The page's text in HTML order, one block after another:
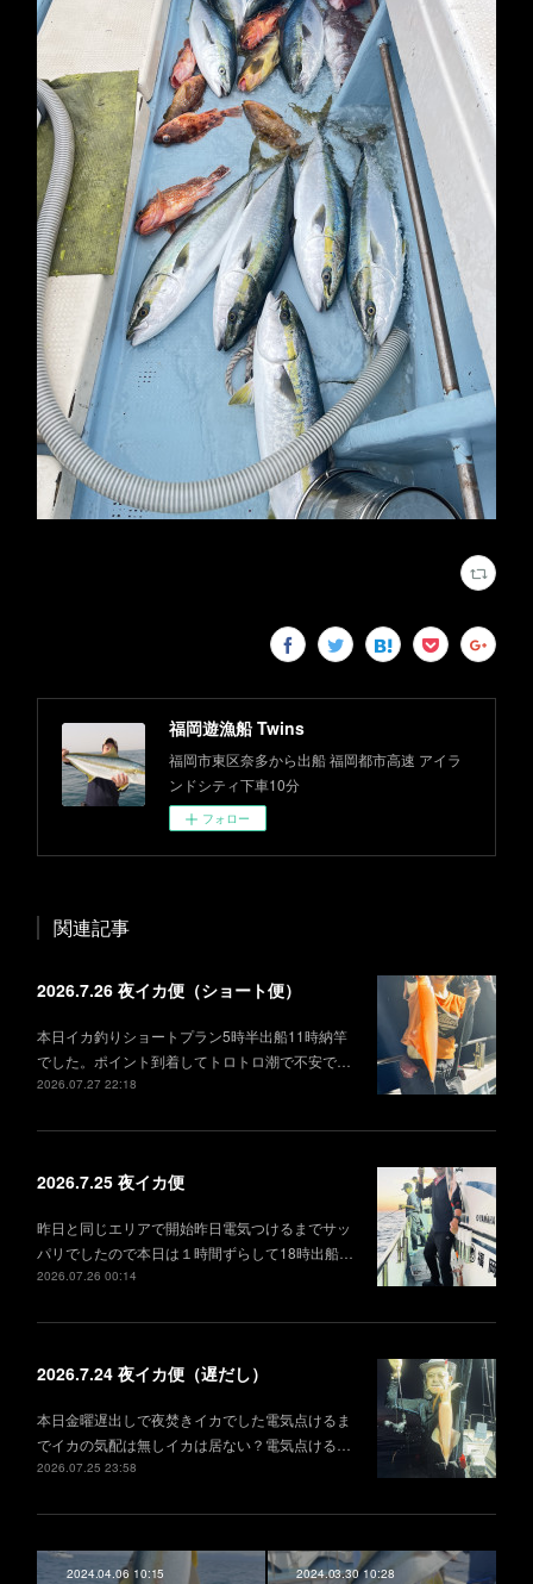
福岡遊漁船 Twins
福岡市東区奈多から出船 福岡都市高速 アイラ
ンドシティ下車10分
フォロー
関連記事
2026.7.26 夜イカ便（ショート便）
本日イカ釣りショートプラン5時半出船11時納竿
でした。ポイント到着してトロトロ潮で不安で…
2026.07.27 22:18
2026.7.25 夜イカ便
昨日と同じエリアで開始昨日電気つけるまでサッ
パリでしたので本日は１時間ずらして18時出船…
2026.07.26 00:14
2026.7.24 夜イカ便（遅だし）
本日金曜遅出しで夜焚きイカでした電気点けるま
でイカの気配は無しイカは居ない？電気点ける…
2026.07.25 23:58
2024.04.06 10:15 2024.03.30 10:28